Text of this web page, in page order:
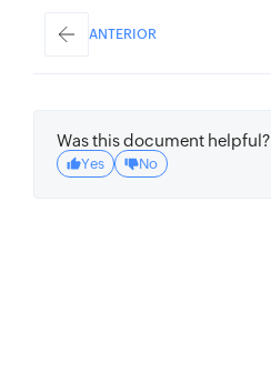
ANTERIOR
Was this document helpful?
Yes No